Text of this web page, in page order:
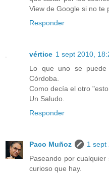
View de Google si no te
Responder
vértice 1 sept 2010,
Lo que uno se puede
Córdoba.
Como decía el otro
Un Saludo.
Responder
Paco Muñoz
1 sept
Paseando por
curioso que hay.